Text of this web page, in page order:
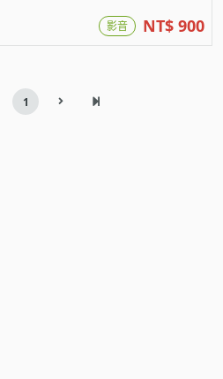
影音 NT$ 900
1